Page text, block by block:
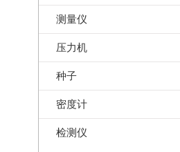
测量仪
压力机
种子
密度计
检测仪